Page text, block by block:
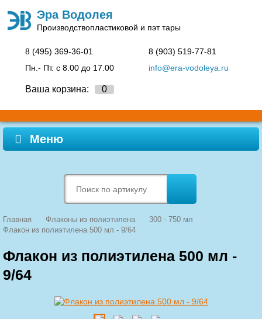
Эра Водолея
Производствопластиковой и пэт тары
8 (495) 369-36-01
Пн.- Пт. c 8.00 до 17.00
8 (903) 519-77-81
info@era-vodoleya.ru
Ваша корзина: 0
Меню
Главная Флаконы из полиэтилена
300 - 750 мл
Флакон из полиэтилена 500 мл - 9/64
Флакон из полиэтилена 500 мл -
9/64